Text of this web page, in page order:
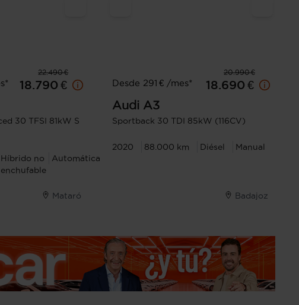
22.490 €
18.790 €
30 TFSI 81kW S
Híbrido no
enchufable
Automática
Mataró
20.990 €
Desde 291 € /mes*
18.690 €
Audi A3
Sportback 30 TDI 85kW (116CV)
2020 88.000 km Diésel Manual
Badajoz